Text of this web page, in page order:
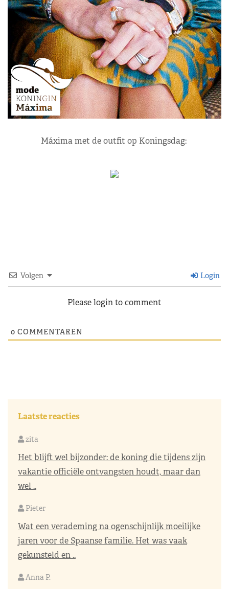
Máxima met de outfit op Koningsdag:
Volgen Login
Please login to comment
0 COMMENTAREN
Laatste reacties
zita
Het blijft wel bijzonder: de koning die tijdens zijn
vakantie officiële ontvangsten houdt, maar dan
wel ..
Pieter
Wat een verademing na ogenschijnlijk moeilijke
jaren voor de Spaanse familie. Het was vaak
gekunsteld en ..
Anna P.